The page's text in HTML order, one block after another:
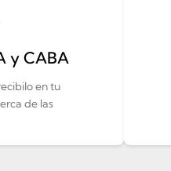
y CABA
en tu
de las